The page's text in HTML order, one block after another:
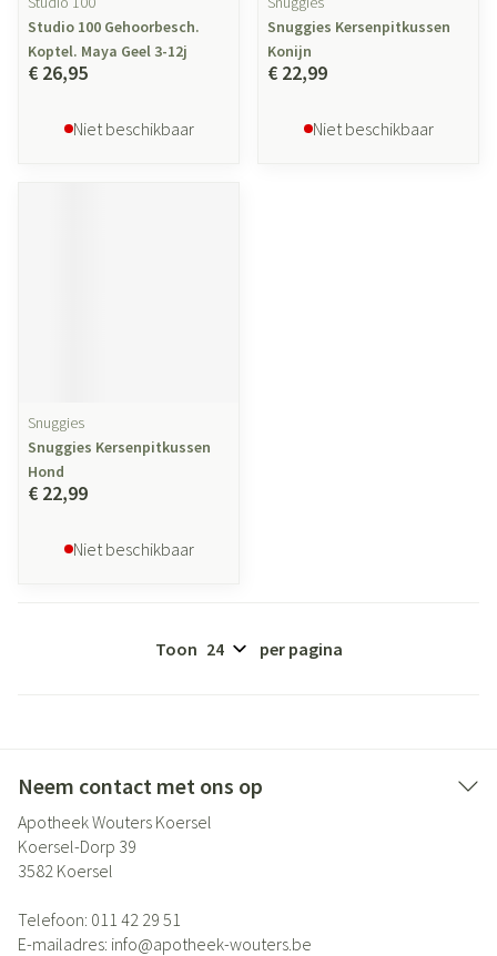
Studio 100 Gehoorbesch.
Koptel. Maya Geel 3-12j
€ 26,95
Niet beschikbaar
Snuggies Kersenpitkussen
Konijn
€ 22,99
Niet beschikbaar
Snuggies
Snuggies Kersenpitkussen
Hond
€ 22,99
Niet beschikbaar
Toon per pagina
Neem contact met ons op
Apotheek Wouters Koersel
Koersel-Dorp 39
3582 Koersel
Telefoon: 011 42 29 51
E-mailadres: info@apotheek-wouters.be